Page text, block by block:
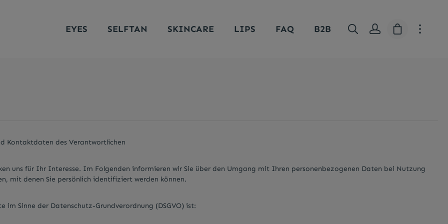
EYES SELFTAN SKINCARE LIPS FAQ B2B Warenkorb
Kontaktdaten des Verantwortlichen
uns für Ihr Interesse. Im Folgenden informieren wir Sie über den Umgang mit Ihren personenbezogenen Daten bei Nutzung
mit denen Sie persönlich identifiziert werden können.
Sinne der Datenschutz-Grundverordnung (DSGVO) ist: